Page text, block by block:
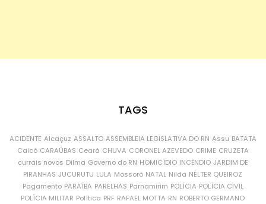
TAGS
ACIDENTE Alcaçuz ASSALTO ASSEMBLEIA LEGISLATIVA DO RN Assu BATATA
Caicó CARAÚBAS Ceará CHUVA CORONEL AZEVEDO CRIME CRUZETA
currais novos Dilma Governo do RN HOMICÍDIO INCÊNDIO JARDIM DE
PIRANHAS JUCURUTU LULA Mossoró NATAL Nilda NÉLTER QUEIROZ
Pagamento PARAÍBA PARELHAS Parnamirim POLÍCIA POLÍCIA CIVIL
POLÍCIA MILITAR Política PRF RAFAEL MOTTA RN ROBERTO GERMANO